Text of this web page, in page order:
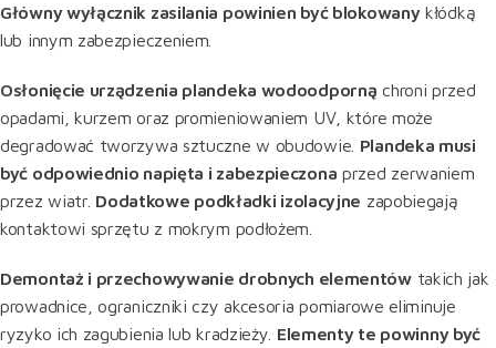
Główny wyłącznik zasilania powinien być blokowanykłódką
lub innym zabezpieczeniem.
Osłonięcie urządzenia plandeka wodoodporną chroni przed
opadami, kurzem oraz promieniowaniem UV, które może
degradować tworzywa sztuczne w obudowie. Plandeka musi
być odpowiednio napięta i zabezpieczona przed zerwaniem
przez wiatr. Dodatkowe podkładki izolacyjne zapobiegają
kontaktowi sprzętu z mokrym podłożem.
Demontaż i przechowywanie drobnych elementówtakich jak
prowadnice, ograniczniki czy akcesoria pomiarowe eliminuje
ryzyko ich zagubienia lub kradzieży. Elementy te powinny być